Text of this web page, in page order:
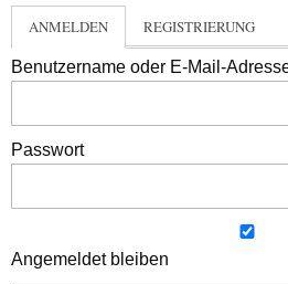
ANMELDEN REGISTRIERUNG
Benutzername oder E-Mail-
Passwort
Angemeldet bleiben